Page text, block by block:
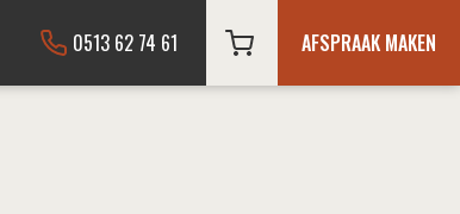
0513 62 74 61 AFSPRAAK MAKEN